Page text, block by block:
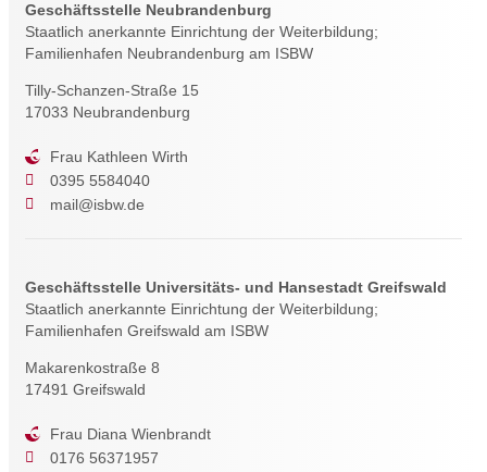
Geschäftsstelle Neubrandenburg
Staatlich anerkannte Einrichtung der Weiterbildung;
Familienhafen Neubrandenburg am ISBW
Tilly-Schanzen-Straße 15
17033 Neubrandenburg
Frau Kathleen Wirth
0395 5584040
mail@isbw.de
Geschäftsstelle Universitäts- und Hansestadt Greifswald
Staatlich anerkannte Einrichtung der Weiterbildung;
Familienhafen Greifswald am ISBW
Makarenkostraße 8
17491 Greifswald
Frau Diana Wienbrandt
0176 56371957